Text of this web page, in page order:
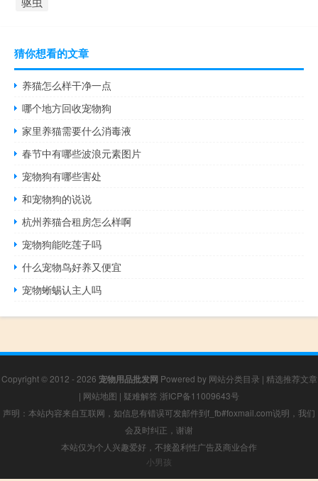
猜你想看的文章
养猫怎么样干净一点
哪个地方回收宠物狗
家里养猫需要什么消毒液
春节中有哪些波浪元素图片
宠物狗有哪些害处
和宠物狗的说说
杭州养猫合租房怎么样啊
宠物狗能吃莲子吗
什么宠物鸟好养又便宜
宠物蜥蜴认主人吗
Copyright © 2012 - 2026 宠物用品批发网 Powered by 网站分类目录 | 精选推荐文章
| 网站地图 | 疑难解答 浙ICP备11009643号
声明：本站内容来自互联网，如信息有错误可发邮件到f_fb#foxmail.com说明，我们
会及时纠正，谢谢
本站仅为个人兴趣爱好，不接盈利性广告及商业合作
小男孩